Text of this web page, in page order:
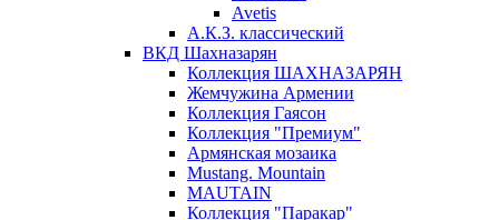
Avetis
А.К.З. классический
ВКД Шахназарян
Коллекция ШАХНАЗАРЯН
Жемчужина Армении
Коллекция Гаясон
Коллекция "Премиум"
Армянская мозаика
Mustang. Mountain
MAUTAIN
Коллекция "Паракар"